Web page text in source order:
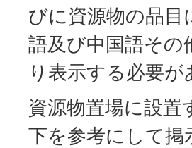
びに資源物の品目
語及び中国語その
り表示する必要が
資源物置場に設
下を参考にして